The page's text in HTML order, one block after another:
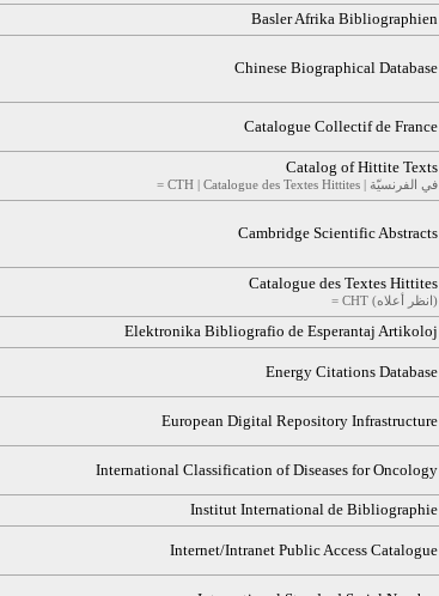
Basler Afrika Bibliographien
Chinese Biographical Database
Catalogue Collectif de France
Catalog of Hittite Texts
= CTH | Catalogue des Textes Hittites | في الفرنسيّة
Cambridge Scientific Abstracts
Catalogue des Textes Hittites
= CHT (انظر أعلاه)
Elektronika Bibliografio de Esperantaj Artikoloj
Energy Citations Database
European Digital Repository Infrastructure
International Classification of Diseases for Oncology
Institut International de Bibliographie
Internet/Intranet Public Access Catalogue